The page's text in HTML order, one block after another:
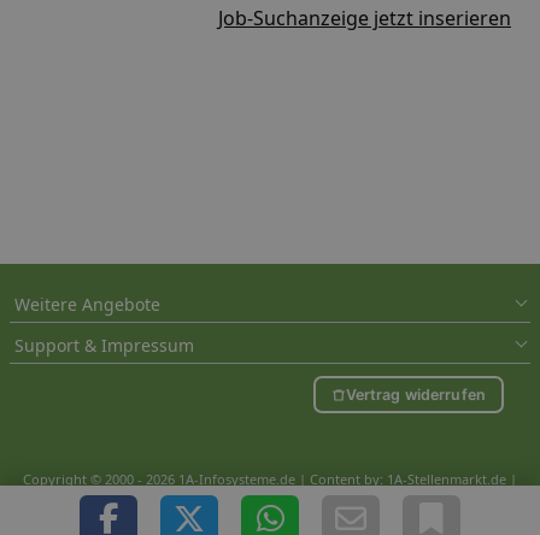
Job-Suchanzeige jetzt inserieren
Weitere Angebote
Support & Impressum
Vertrag widerrufen
Copyright © 2000 - 2026 1A-Infosysteme.de | Content by: 1A-Stellenmarkt.de |
07.08.2026| CFo: nur_Artikel|SEO_anpassung ( 0.729)